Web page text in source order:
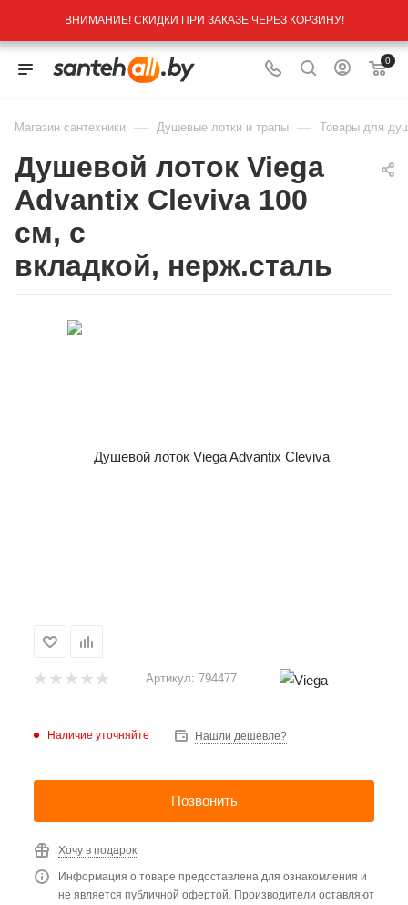
ВНИМАНИЕ! СКИДКИ ПРИ ЗАКАЗЕ ЧЕРЕЗ КОРЗИНУ!
0
Магазин сантехники — Душевые лотки и трапы — Товары для
Душевой лоток Viega
Advantix Cleviva 100
см, с
вкладкой, нерж.сталь
Артикул: 794477
Наличие уточняйте Нашли дешевле?
Позвонить
Хочу в подарок
Информация о товаре предоставлена для ознакомления и
не является публичной офертой. Производители оставляют